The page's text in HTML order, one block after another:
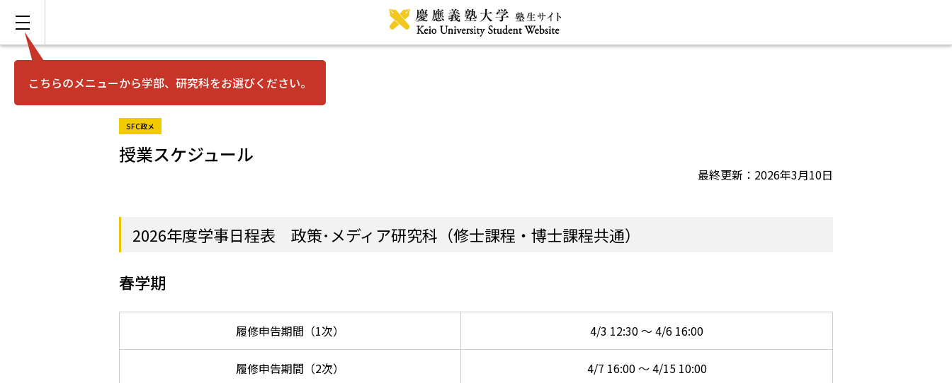
こちらのメニューから学部、研究科をお選びください。
SFC政メ
授業スケジュール
最終更新：2026年3月10日
2026年度学事日程表 政策･メディア研究科（修士課程・博士課程共通）
春学期
履修申告期間（1次） 4/3 12:30 ～ 4/6 16:00
履修申告期間（2次） 4/7 16:00 ～ 4/15 10:00